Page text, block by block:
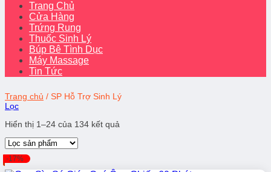
Trang Chủ
Cửa Hàng
Trứng Rung
Thuốc Sinh Lý
Búp Bê Tình Dục
Máy Massage
Tin Tức
Trang chủ / SP Hỗ Trợ Sinh Lý
Lọc
Hiển thị 1–24 của 134 kết quả
-17%